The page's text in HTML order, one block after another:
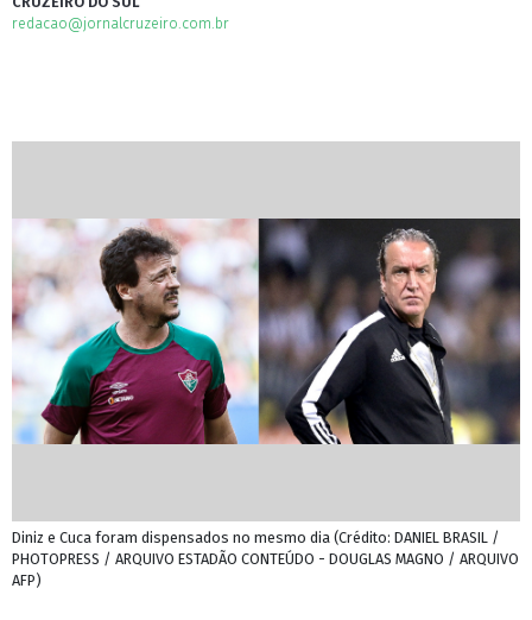
redacao@jornalcruzeiro.com.br
Diniz e Cuca foram dispensados no mesmo dia (Crédito: DANIEL BRASIL /
PHOTOPRESS / ARQUIVO ESTADÃO CONTEÚDO - DOUGLAS MAGNO / ARQUIVO
AFP)